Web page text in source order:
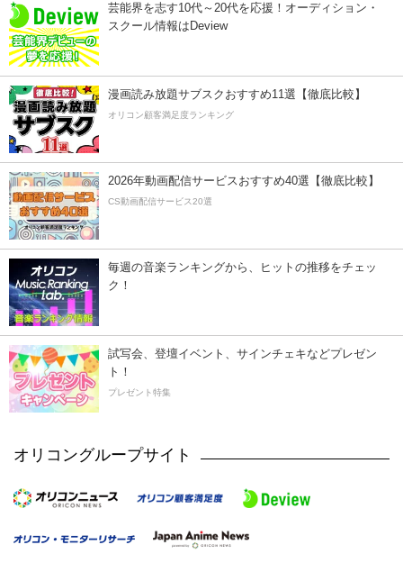
芸能界を志す10代～20代を応援！オーディション・
スクール情報はDeview
漫画読み放題サブスクおすすめ11選【徹底比較】
オリコン顧客満足度ランキング
2026年動画配信サービスおすすめ40選【徹底比較】
CS動画配信サービス20選
毎週の音楽ランキングから、ヒットの推移をチェッ
ク！
試写会、登壇イベント、サインチェキなどプレゼン
ト！
プレゼント特集
オリコングループサイト